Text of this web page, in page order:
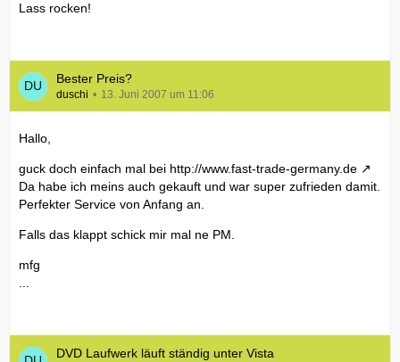
Lass rocken!
Bester Preis?
duschi 13. Juni 2007 um 11:06
Hallo,
guck doch einfach mal bei http://www.fast-trade-germany.de
Da habe ich meins auch gekauft und war super zufrieden damit.
Perfekter Service von Anfang an.
Falls das klappt schick mir mal ne PM.
mfg
DVD Laufwerk läuft ständig unter Vista